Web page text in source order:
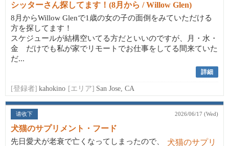
シッターさん探してます！(8月から / Willow Glen)
8月からWillow Glenで1歳の女の子の面倒をみていただける
方を探してます！
スケジュールが結構空いてる方だといいのですが、月・水・
金 だけでも私が家でリモートでお仕事をしてる間来ていた
だ...
詳細
[登録者] kahokino [エリア] San Jose, CA
请收下 2026/06/17 (Wed)
犬猫のサプリメント・フード
先日愛犬が老衰で亡くなってしまったので、